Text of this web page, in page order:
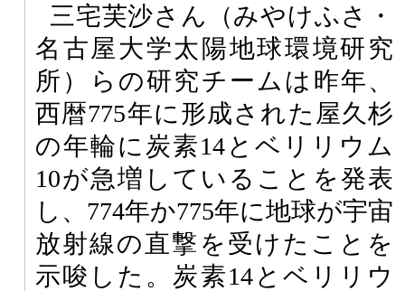
三宅芙沙さん（みやけふさ・
名古屋大学太陽地球環境研究
所）らの研究チームは昨年、
西暦775年に形成された屋久杉
の年輪に炭素14とベリリウム
10が急増していることを発表
し、774年か775年に地球が宇宙
放射線の直撃を受けたことを
示唆した。炭素14とベリリウ